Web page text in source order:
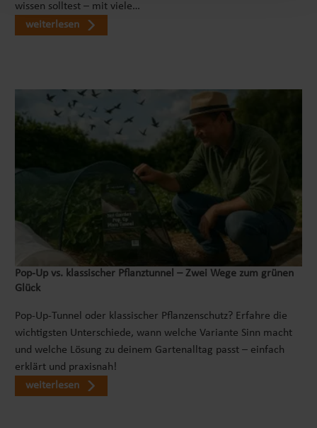
wissen solltest – mit viele…
weiterlesen
Pop‑Up vs. klassischer Pflanztunnel – Zwei Wege zum grünen
Glück
Pop-Up-Tunnel oder klassischer Pflanzenschutz? Erfahre die
wichtigsten Unterschiede, wann welche Variante Sinn macht
und welche Lösung zu deinem Gartenalltag passt – einfach
erklärt und praxisnah!
weiterlesen